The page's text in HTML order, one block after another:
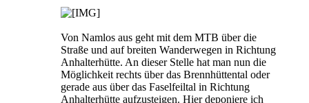
Von Namlos aus geht mit dem MTB über die
Straße und auf breiten Wanderwegen in Richtung
Anhalterhütte. An dieser Stelle hat man nun die
Möglichkeit rechts über das Brennhüttental oder
gerade aus über das Faselfeiltal in Richtung
Anhalterhütte aufzusteigen. Hier deponiere ich